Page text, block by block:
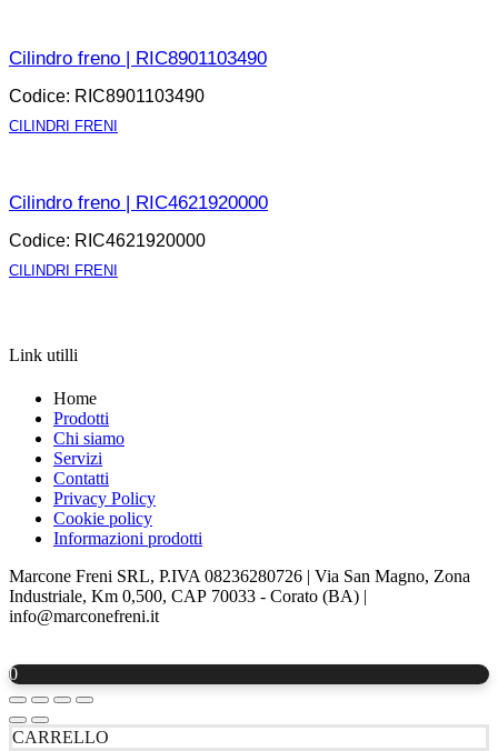
Cilindro freno | RIC8901103490
Codice: RIC8901103490
CILINDRI FRENI
Cilindro freno | RIC4621920000
Codice: RIC4621920000
CILINDRI FRENI
Link utilli
Home
Prodotti
Chi siamo
Servizi
Contatti
Privacy Policy
Cookie policy
Informazioni prodotti
Marcone Freni SRL, P.IVA 08236280726 | Via San Magno, Zona
Industriale, Km 0,500, CAP 70033 - Corato (BA) |
info@marconefreni.it
0
CARRELLO